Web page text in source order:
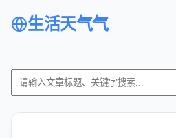
生活天气气